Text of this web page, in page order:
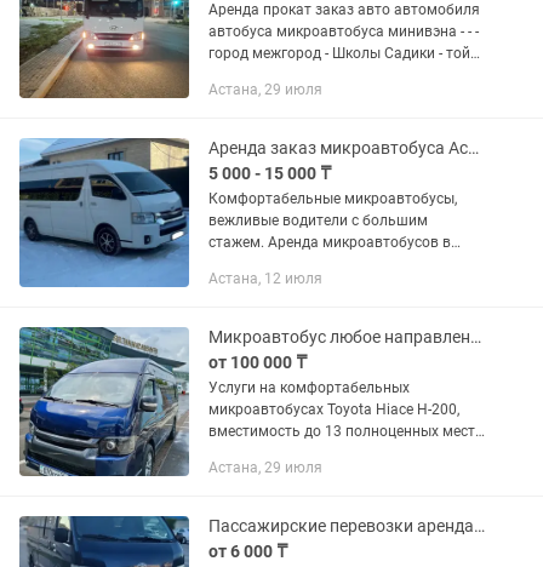
Аренда прокат заказ авто автомобиля
автобуса микроавтобуса минивэна - - -
город межгород - Школы Садики - той
ЦЕНЫ Работаю самостоятельно !!! -
Астана, 29 июля
Аренда заказ микроавтобуса Астана трансфер аэропорт вокзал. Межгород.
5 000 - 15 000 ₸
Комфортабельные микроавтобусы,
вежливые водители с большим
стажем. Аренда микроавтобусов в
нами на наших микроавтобусах!
для: •...
Астана, 12 июля
Микроавтобус любое направление
от 100 000 ₸
Услуги на комфортабельных
микроавтобусах Toyota Hiace H-200,
вместимость до 13 полноценных мест,
водителем. Пассажирские перевозки -
Астана, 29 июля
Пассажирские перевозки аренда минивэна трансфер развозка тойота хайс
от 6 000 ₸